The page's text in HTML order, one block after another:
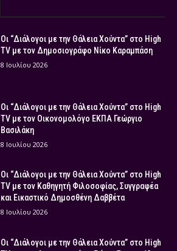
Οι “Διάλογοι με την Θάλεια Χούντα” στο High
TV με τον Δημοσιογράφο Νίκο Καραμπάση
8 Ιουλίου 2026
Οι “Διάλογοι με την Θάλεια Χούντα” στο High
TV με τον Οικονομολόγο ΕΚΠΑ Γεώργιο
Βασιλάκη
8 Ιουλίου 2026
Οι “Διάλογοι με την Θάλεια Χούντα” στο High
TV με τον Καθηγητή Φιλοσοφίας, Συγγραφέα
και Εικαστικό Δημοσθένη Δαββέτα
8 Ιουλίου 2026
Οι “Διάλογοι με την Θάλεια Χούντα” στο High